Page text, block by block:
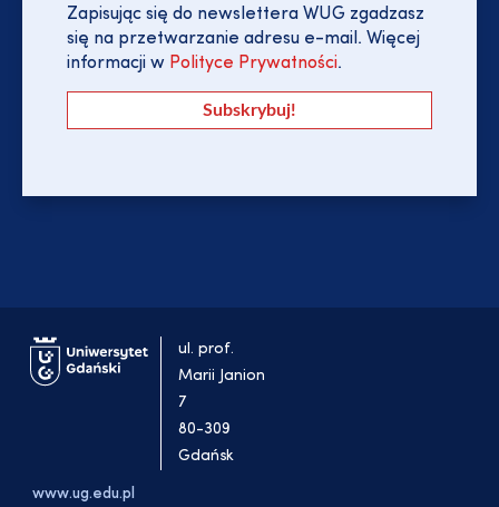
Zapisując się do newslettera WUG zgadzasz
się na przetwarzanie adresu e-mail. Więcej
informacji w Polityce Prywatności.
ul. prof.
Marii Janion
7
80-309
Gdańsk
www.ug.edu.pl